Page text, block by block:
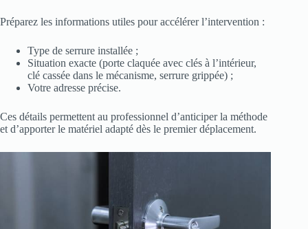
Préparez les informations utiles pour accélérer l’intervention :
Type de serrure installée ;
Situation exacte (porte claquée avec clés à l’intérieur,
clé cassée dans le mécanisme, serrure grippée) ;
Votre adresse précise.
Ces détails permettent au professionnel d’anticiper la méthode
et d’apporter le matériel adapté dès le premier déplacement.